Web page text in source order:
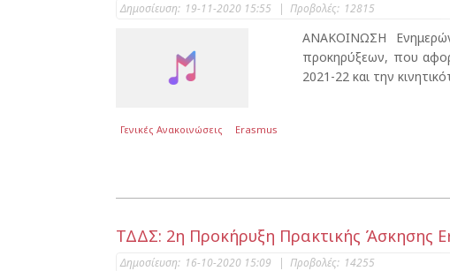
Δημοσίευση: 19-11-2020 15:55 | Προβολές: 12815
ΑΝΑΚΟΙΝΩΣΗ
προκηρύξεων, που
2021-22 και την
Γενικές Ανακοινώσεις Erasmus
ΤΔΔΣ: 2η Προκήρυξη Πρακτικής Άσκησης
Δημοσίευση: 16-10-2020 15:09 | Προβολές: 14255